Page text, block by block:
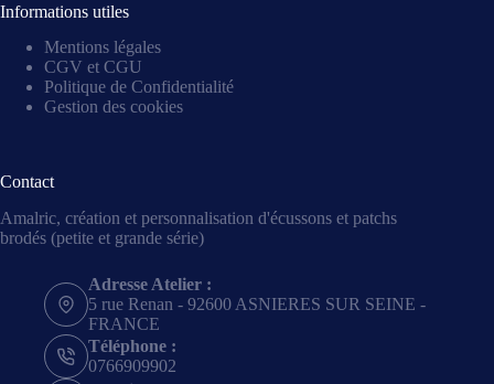
Informations utiles
Mentions légales
CGV et CGU
Politique de Confidentialité
Gestion des cookies
Contact
Amalric, création et personnalisation d'écussons et patchs
brodés (petite et grande série)
Adresse Atelier :
5 rue Renan - 92600 ASNIERES SUR SEINE -
FRANCE
Téléphone :
0766909902